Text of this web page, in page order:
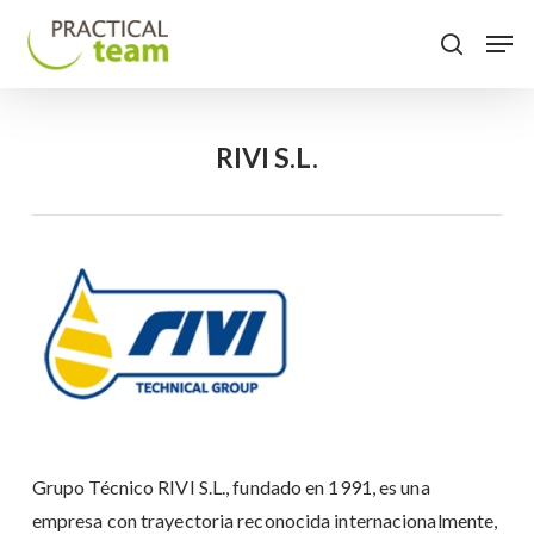
search
RIVI S.L.
Grupo Técnico RIVI S.L., fundado en 1991, es una
empresa con trayectoria reconocida internacionalmente,